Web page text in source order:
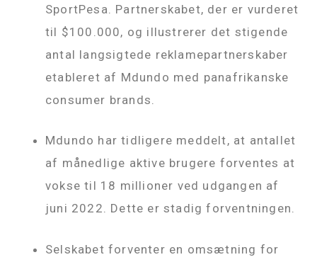
SportPesa. Partnerskabet, der er vurderet
til $100.000, og illustrerer det stigende
antal langsigtede reklamepartnerskaber
etableret af Mdundo med panafrikanske
consumer brands.
Mdundo har tidligere meddelt, at antallet
af månedlige aktive brugere forventes at
vokse til 18 millioner ved udgangen af ​​
juni 2022. Dette er stadig forventningen.
Selskabet forventer en omsætning for